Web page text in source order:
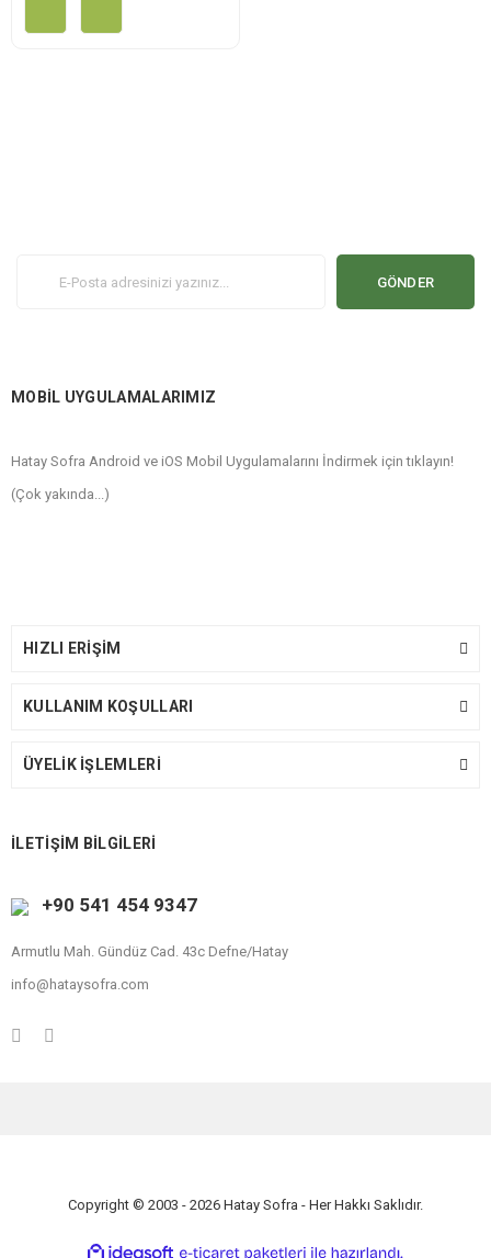
GÖNDER
MOBİL UYGULAMALARIMIZ
Hatay Sofra Android ve iOS Mobil Uygulamalarını İndirmek için tıklayın!
(Çok yakında...)
HIZLI ERİŞİM
KULLANIM KOŞULLARI
ÜYELİK İŞLEMLERİ
İLETİŞİM BİLGİLERİ
+90 541 454 9347
Armutlu Mah. Gündüz Cad. 43c Defne/Hatay
info@hataysofra.com
Copyright © 2003 - 2026 Hatay Sofra - Her Hakkı Saklıdır.
ideasoft e-